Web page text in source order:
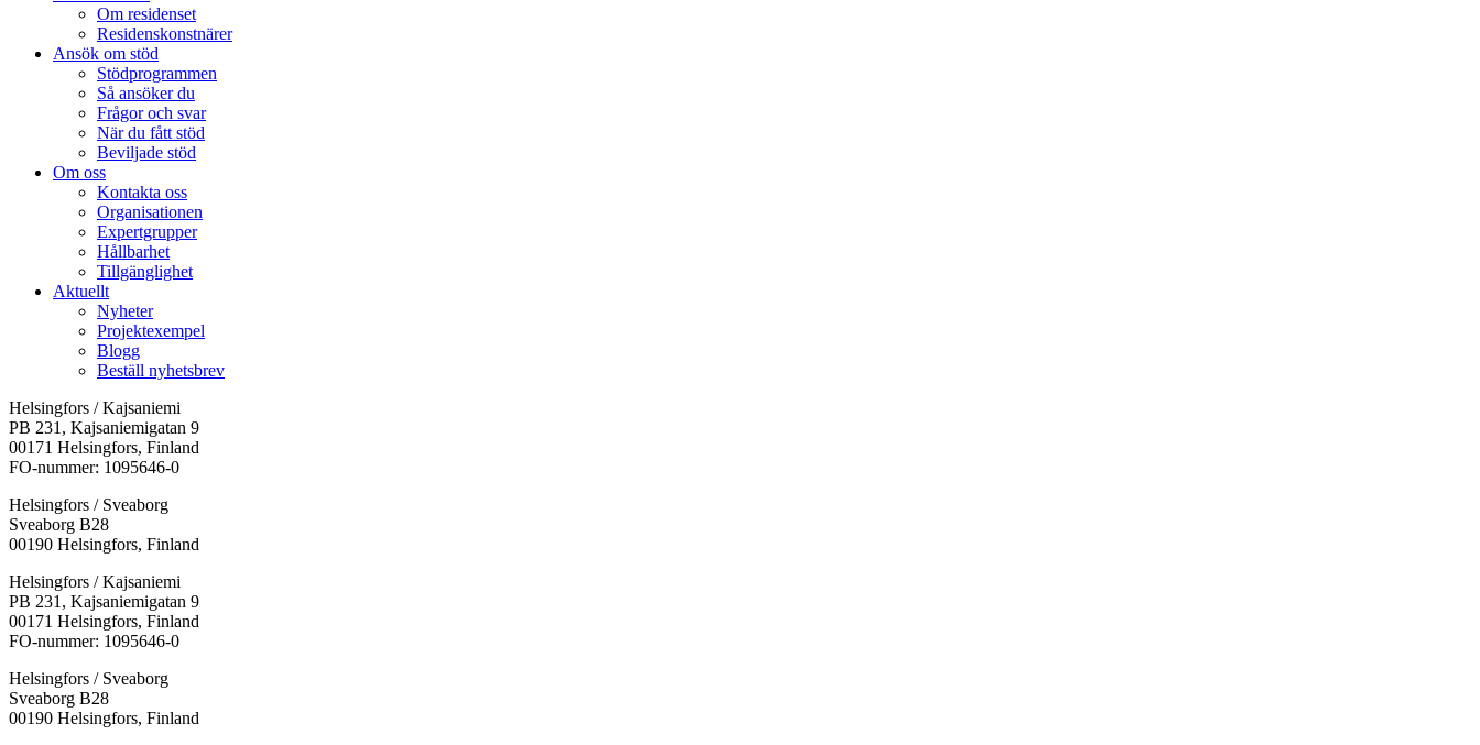
Om residenset
Residenskonstnärer
Ansök om stöd
Stödprogrammen
Så ansöker du
Frågor och svar
När du fått stöd
Beviljade stöd
Om oss
Kontakta oss
Organisationen
Expertgrupper
Hållbarhet
Tillgänglighet
Aktuellt
Nyheter
Projektexempel
Blogg
Beställ nyhetsbrev
Helsingfors / Kajsaniemi
PB 231, Kajsaniemigatan 9
00171 Helsingfors, Finland
FO-nummer: 1095646-0
Helsingfors / Sveaborg
Sveaborg B28
00190 Helsingfors, Finland
Facebook:
Öppnas
i
en
flik
Instagram:
Öppnas
i
en
flik
TikTok:
Öppnas
i
en
flik
Youtube:
Öppnas
i
en
flik
Vimeo:
Öppnas
i
en
flik
Helsingfors / Kajsaniemi
PB 231, Kajsaniemigatan 9
00171 Helsingfors, Finland
FO-nummer: 1095646-0
Helsingfors / Sveaborg
Sveaborg B28
00190 Helsingfors, Finland